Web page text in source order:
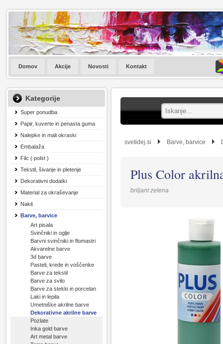
Domov Akcije Novosti Kontakt
Kategorije
Super ponudba
Papir, kuverte in penasta guma
Nalepke in mali okraski
Embalaža
Filc ( polst )
Tekstil, šivanje in pletenje
Dekorativni dodatki
Material za okraševanje
Nakit
Barve, barvice
Art pisala
Svinčniki in oglje
Barvni svinčniki in flomastri
Akvarelne barve
3d barve
Pasteli, krede in voščenke
Barve za tekstil
Barve za svilo
Barve za steklo in porcelan
Laki in lepila
Umetniške akrilne barve
Dekorativne akrilne barve
Pozlate
Inka gold barve
Art metal barve
svetidej.si Barve, barvice
Plus Color
briljant zelena